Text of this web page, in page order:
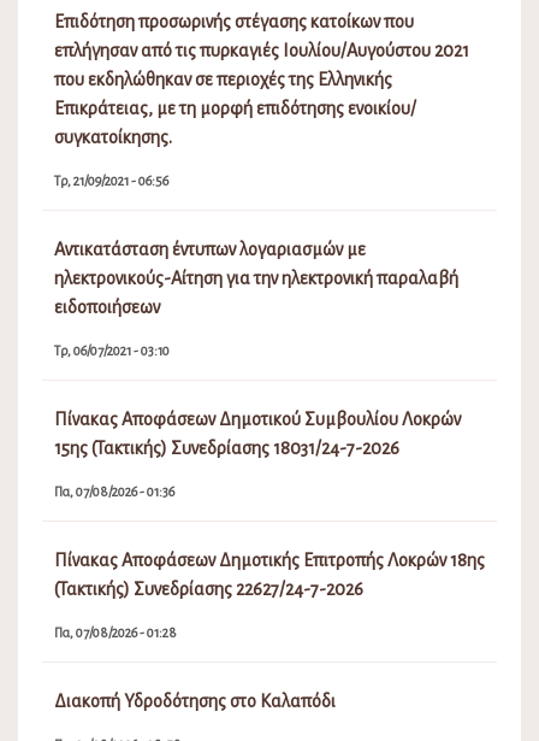
Επιδότηση προσωρινής στέγασης κατοίκων που
επλήγησαν από τις πυρκαγιές Ιουλίου/Αυγούστου 2021
που εκδηλώθηκαν σε περιοχές της Ελληνικής
Επικράτειας, με τη μορφή επιδότησης ενοικίου/
συγκατοίκησης.
Τρ, 21/09/2021 - 06:56
Αντικατάσταση έντυπων λογαριασμών με
ηλεκτρονικούς-Αίτηση για την ηλεκτρονική παραλαβή
ειδοποιήσεων
Τρ, 06/07/2021 - 03:10
Πίνακας Αποφάσεων Δημοτικού Συμβουλίου Λοκρών
15ης (Τακτικής) Συνεδρίασης 18031/24-7-2026
Πα, 07/08/2026 - 01:36
Πίνακας Αποφάσεων Δημοτικής Επιτροπής Λοκρών 18ης
(Τακτικής) Συνεδρίασης 22627/24-7-2026
Πα, 07/08/2026 - 01:28
Διακοπή Υδροδότησης στο Καλαπόδι